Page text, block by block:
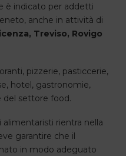
è indicato per addetti
anche in attività di
Treviso, Rovigo
pizzerie, pasticcerie,
hotel, gastronomie,
del settore food.
rientra nella
garantire che il
in modo adeguato